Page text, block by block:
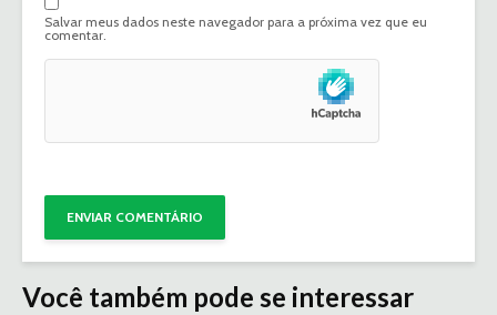
Salvar meus dados neste navegador para a próxima vez que eu
comentar.
Você também pode se interessar